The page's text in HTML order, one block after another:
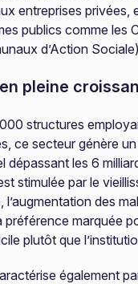
entreprises privées,
publics comme les
d’Action
pleine
structures
ce secteur génère
dépassant les 6
stimulée par le
l’augmentation des
préférence marquée
plutôt que
également